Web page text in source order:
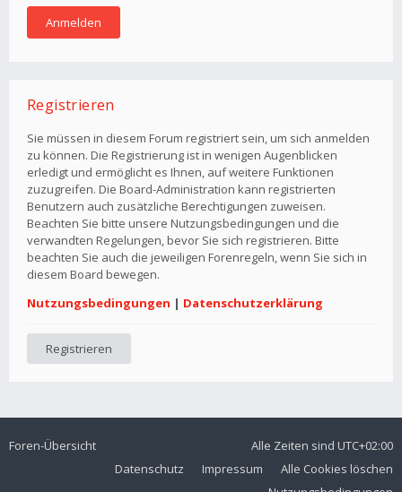
Registrieren
Sie müssen in diesem Forum registriert sein, um sich anmelden
zu können. Die Registrierung ist in wenigen Augenblicken
erledigt und ermöglicht es Ihnen, auf weitere Funktionen
zuzugreifen. Die Board-Administration kann registrierten
Benutzern auch zusätzliche Berechtigungen zuweisen.
Beachten Sie bitte unsere Nutzungsbedingungen und die
verwandten Regelungen, bevor Sie sich registrieren. Bitte
beachten Sie auch die jeweiligen Forenregeln, wenn Sie sich in
diesem Board bewegen.
Nutzungsbedingungen | Datenschutzerklärung
Registrieren
Foren-Übersicht Alle Zeiten sind UTC+02:00
Alle Cookies löschen
Impressum
Datenschutz